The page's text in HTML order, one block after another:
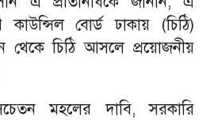
কাউন্সিল বোর্ড ঢাকায় (চিঠি)
থেকে চিঠি আসলে প্রয়োজনীয়
মহলের দাবি, সরকারি